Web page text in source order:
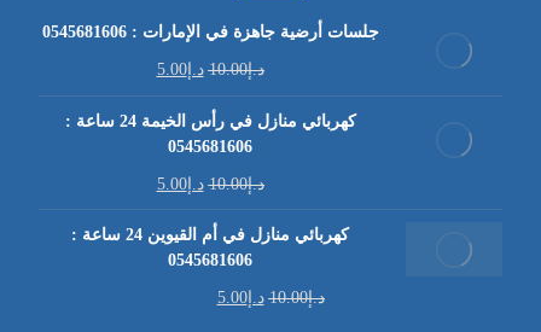
جلسات أرضية جاهزة في الإمارات : 0545681606
د.إ10.00 د.إ5.00
كهربائي منازل في رأس الخيمة 24 ساعة :
0545681606
د.إ10.00 د.إ5.00
كهربائي منازل في أم القيوين 24 ساعة :
0545681606
د.إ10.00 د.إ5.00